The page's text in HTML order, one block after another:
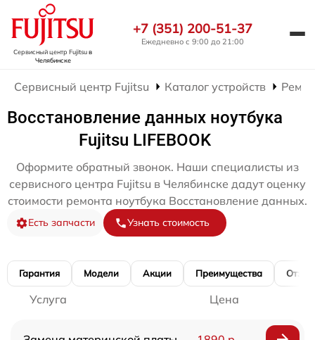
Сервисный центр Fujitsuв
Челябинске
+7 (351) 200-51-37
Ежедневно с 9:00 до 21:00
Сервисный центр Fujitsu Каталог устройств
Восстановление данных ноутбука
Fujitsu LIFEBOOK
Оформите обратный звонок. Наши специалисты из
сервисного центра Fujitsu в Челябинске дадут оценку
стоимости ремонта ноутбука Восстановление данных.
Есть запчасти Узнать стоимость
Гарантия Модели Акции Преимущества
Услуга Цена